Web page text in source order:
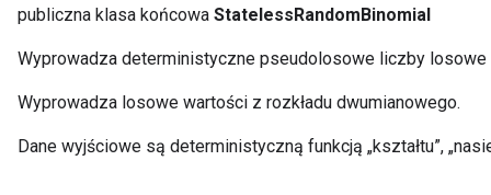
publiczna klasa końcowa StatelessRandomBinomial
Wyprowadza deterministyczne pseudolosowe liczby losowe
Wyprowadza losowe wartości z rozkładu dwumianowego.
Dane wyjściowe są deterministyczną funkcją „kształtu”,